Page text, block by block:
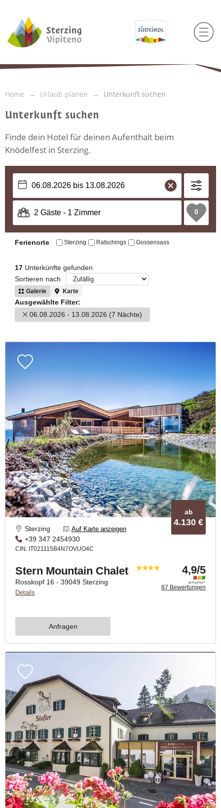
Home Urlaub planen Unterkunft suchen
Unterkunft suchen
Finde dein Hotel für deinen Aufenthalt beim
Knödelfest in Sterzing.